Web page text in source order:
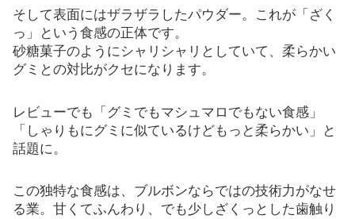
そして表面にはザラザラしたパウダー。これが「ざく
っ」という食感の正体です。
砂糖菓子のようにシャリシャリとしていて、柔らかい
グミとの対比がクセになります。
レビューでも「グミでもマシュマロでもない食感」
「しゃりもにグミに似ているけどもっと柔らかい」と
話題に。
この独特な食感は、ブルボンならではの技術力がなせ
る業。甘くてふんわり、でも少しざくっとした歯触り